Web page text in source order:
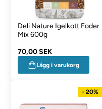
Deli Nature Igelkott Foder
Mix 600g
70,00 SEK
Lägg i varukorg
- 20%